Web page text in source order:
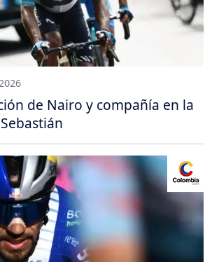
de Nairo y compañía en la